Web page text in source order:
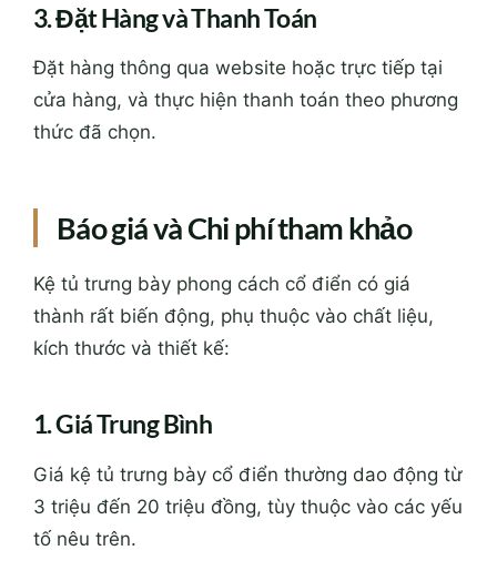
3. Đặt Hàng và Thanh Toán
Đặt hàng thông qua website hoặc trực tiếp tại
cửa hàng, và thực hiện thanh toán theo phương
thức đã chọn.
Báo giá và Chi phí tham khảo
Kệ tủ trưng bày phong cách cổ điển có giá
thành rất biến động, phụ thuộc vào chất liệu,
kích thước và thiết kế:
1. Giá Trung Bình
Giá kệ tủ trưng bày cổ điển thường dao động từ
3 triệu đến 20 triệu đồng, tùy thuộc vào các yếu
tố nêu trên.